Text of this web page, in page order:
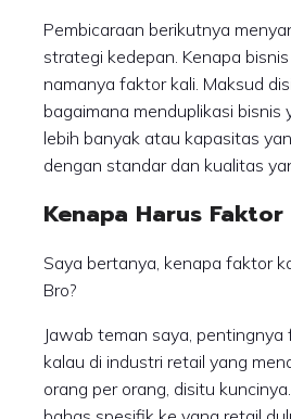
Pembicaraan berikutnya
strategi kedepan. Kenapa
namanya faktor kali. Maksud
bagaimana menduplikasi bisnis
lebih banyak atau kapasitas
dengan standar dan kualitas
Kenapa Harus Faktor
Saya bertanya, kenapa faktor
Bro?
Jawab teman saya,
kalau di industri retail yang
orang per orang, disitu